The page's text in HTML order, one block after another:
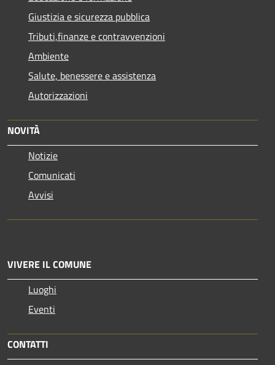
Giustizia e sicurezza pubblica
Tributi,finanze e contravvenzioni
Ambiente
Salute, benessere e assistenza
Autorizzazioni
NOVITÀ
Notizie
Comunicati
Avvisi
VIVERE IL COMUNE
Luoghi
Eventi
CONTATTI